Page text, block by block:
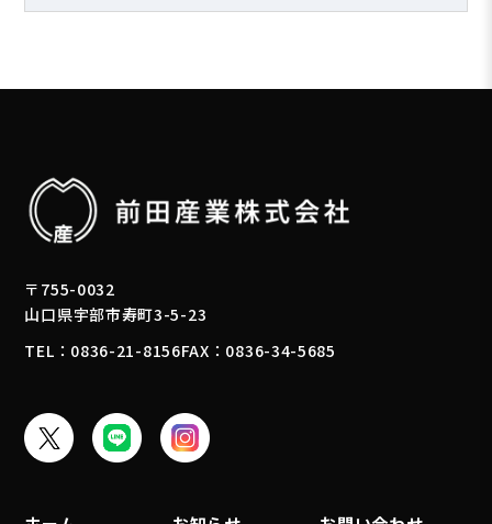
3K
4LDK
築年数
建物種別
ペット飼育
ペット可
〒755-0032
山口県宇部市寿町3-5-23
TEL：0836-21-8156FAX：0836-34-5685